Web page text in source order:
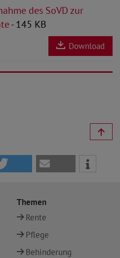
des SoVD zur
- 145 KB
Download
Themen
Rente
Pflege
Behinderung